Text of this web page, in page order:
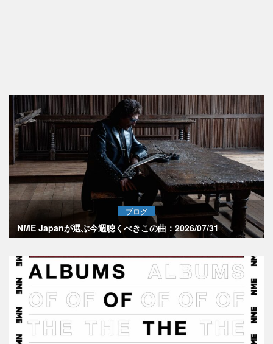
ブログ
NME Japanが選ぶ今週聴くべきこの曲：2026/07/31